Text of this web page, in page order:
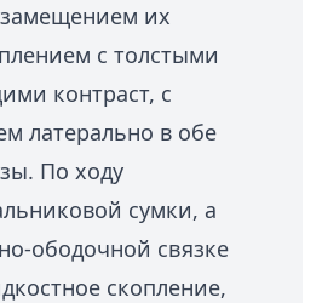
их
с толстыми
контраст, с
латерально в обе
По ходу
сумки, а
ободочной связке
скопление,